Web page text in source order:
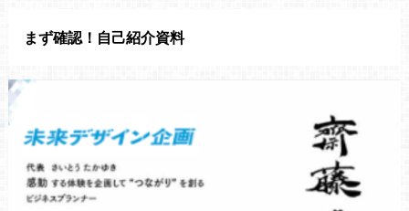
まず確認！自己紹介資料